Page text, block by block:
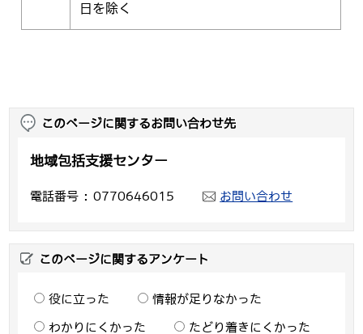
日を除く
このページに関するお問い合わせ先
地域包括支援センター
電話番号 0770646015 お問い合わせ
このページに関するアンケート
役に立った 情報が足りなかった
わかりにくかった たどり着きにくかった